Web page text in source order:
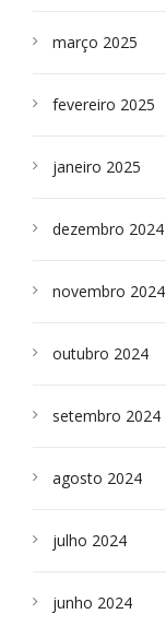
março 2025
fevereiro 2025
janeiro 2025
dezembro 2024
novembro 2024
outubro 2024
setembro 2024
agosto 2024
julho 2024
junho 2024